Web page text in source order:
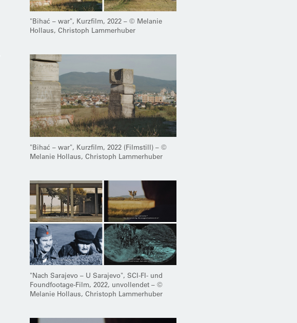
"Bihać – war", Kurzfilm, 2022 – © Melanie
Hollaus, Christoph Lammerhuber
"Bihać – war", Kurzfilm, 2022 (Filmstill) – ©
Melanie Hollaus, Christoph Lammerhuber
"Nach Sarajevo – U Sarajevo", SCI-FI- und
Foundfootage-Film, 2022, unvollendet – ©
Melanie Hollaus, Christoph Lammerhuber